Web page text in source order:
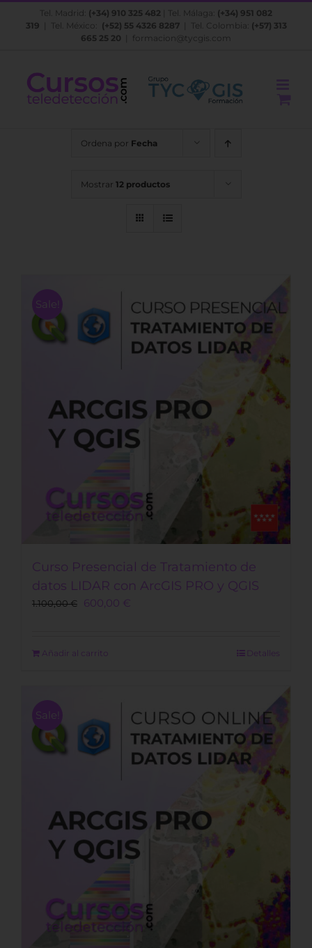
Saltar
Tel. Madrid: (+34) 910 325 482 | Tel. Málaga: (+34) 951 082
319 | Tel. México: (+52) 55 4326 8287| Tel. Colombia: (+57) 313
665 25 20
formacion@tycgis.com
Ordena por Fecha
Mostrar 12 productos
Sale!
Curso Presencial de Tratamiento de
datos LIDAR con ArcGIS PRO y QGIS
1.100,00€
Original
1.100,00 €.
600,00 €
Añadir al carrito Detalles
Sale!